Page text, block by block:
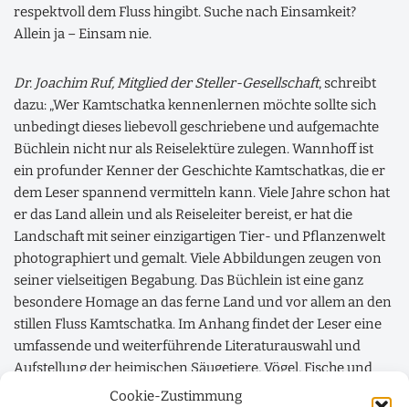
Cookie-Zustimmung
respektvoll dem Fluss hingibt. Suche nach Einsamkeit?
Allein ja – Einsam nie.
Dr. Joachim Ruf, Mitglied der Steller-Gesellschaft, schreibt
dazu: „Wer Kamtschatka kennenlernen möchte sollte sich
unbedingt dieses liebevoll geschriebene und aufgemachte
Büchlein nicht nur als Reiselektüre zulegen. Wannhoff ist
ein profunder Kenner der Geschichte Kamtschatkas, die er
dem Leser spannend vermitteln kann. Viele Jahre schon hat
er das Land allein und als Reiseleiter bereist, er hat die
Landschaft mit seiner einzigartigen Tier- und Pflanzenwelt
photographiert und gemalt. Viele Abbildungen zeugen von
seiner vielseitigen Begabung. Das Büchlein ist eine ganz
besondere Homage an das ferne Land und vor allem an den
stillen Fluss Kamtschatka. Im Anhang findet der Leser eine
umfassende und weiterführende Literaturauswahl und
Aufstellung der heimischen Säugetiere, Vögel, Fische und
Pflanzen sowie ein ausführliches Glossar der russischen